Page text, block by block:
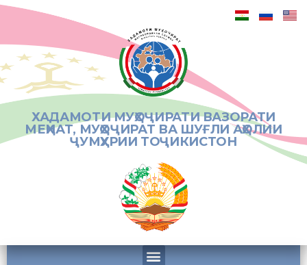
ХАДАМОТИ МУҲОҶИРАТИ ВАЗОРАТИ
МЕҲНАТ, МУҲОҶИРАТ ВА ШУҒЛИ АҲОЛИИ
ҶУМҲУРИИ ТОҶИКИСТОН